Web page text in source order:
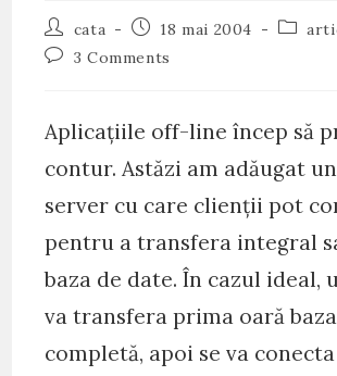
Post
author:
cata
Post18 mai 2004
Post
Post3 Comments
Aplicaţiile off-line încep să
contur. Astăzi am adăugat
server cu care clienţii pot
pentru a transfera integral
baza de date. În cazul ideal,
va transfera prima oară
completă, apoi se va